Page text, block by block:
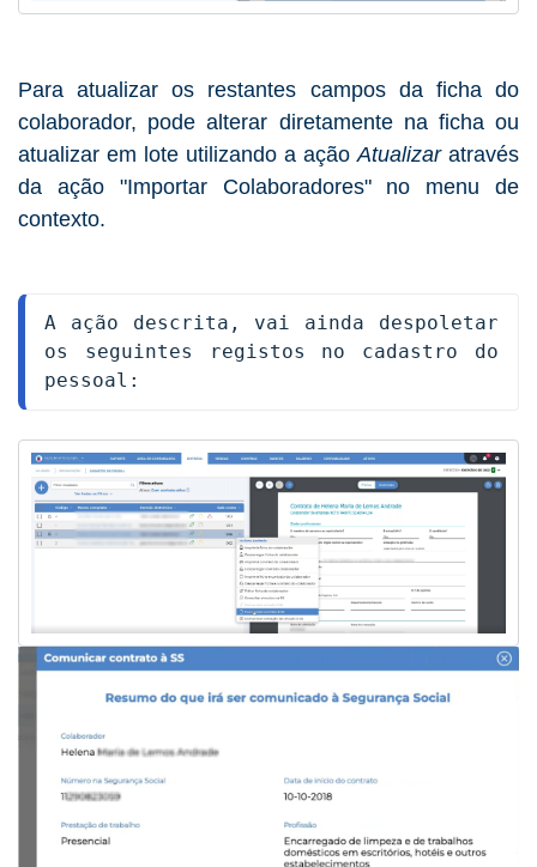
Para atualizar os restantes campos da ficha do
colaborador, pode alterar diretamente na ficha ou
atualizar em lote utilizando a ação Atualizaratravés
da ação "Importar Colaboradores" no menu de
contexto.
A ação descrita, vai ainda despoletar
os seguintes registos no cadastro do
pessoal: